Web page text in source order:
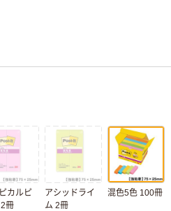
カルピ
冊
アシッドライ
ム 2冊
混色5色 100冊